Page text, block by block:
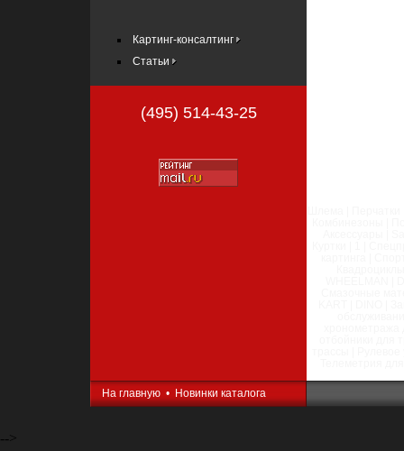
Картинг-консалтинг
Статьи
(495) 514-43-25
На главную • Новинки каталога
-->